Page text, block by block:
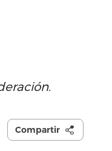
Compartir